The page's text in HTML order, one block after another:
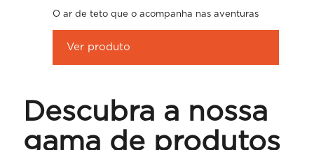
O ar de teto que o acompanha nas aventuras
Ver produto
Descubra a nossa
gama de produtos